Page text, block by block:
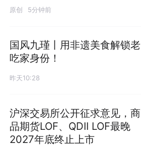
原创 5分钟前
国风九瑾丨用非遗美食解锁老
吃家身份！
昨天10:28
沪深交易所公开征求意见，商
品期货LOF、QDII LOF最晚
2027年底终止上市